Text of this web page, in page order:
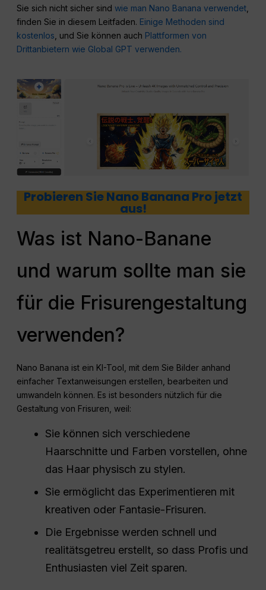
Sie sich nicht sicher sind wie man Nano Banana verwendet
finden Sie in diesem Leitfaden. Einige Methoden sind
kostenlos , und Sie können auch Plattformen von
Drittanbietern wie Global GPT verwenden.
Probieren Sie Nano Banana Pro jetzt
aus!
Was ist Nano-Banane
und warum sollte man sie
für die Frisurengestaltung
verwenden?
Nano Banana ist ein KI-Tool, mit dem Sie Bilder anhand
einfacher Textanweisungen erstellen, bearbeiten und
umwandeln können. Es ist besonders nützlich für die
Gestaltung von Frisuren, weil:
Sie können sich verschiedene
Haarschnitte und Farben vorstellen, ohne
das Haar physisch zu stylen.
Sie ermöglicht das Experimentieren mit
kreativen oder Fantasie-Frisuren.
Die Ergebnisse werden schnell und
realitätsgetreu erstellt, so dass Profis und
Enthusiasten viel Zeit sparen.